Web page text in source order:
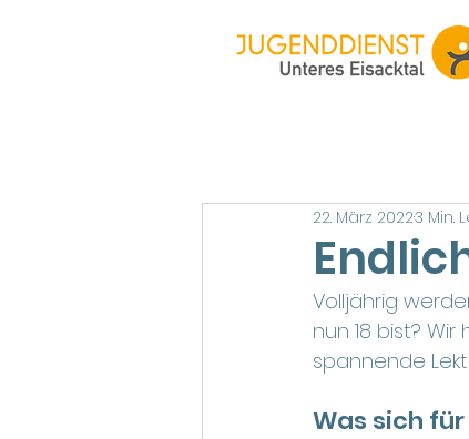
22. März 20223 Min.
Volljährig
nun 18 bist?
spannende
Was sich